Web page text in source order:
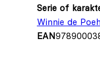
Serie of
Winnie de Poeh
EAN